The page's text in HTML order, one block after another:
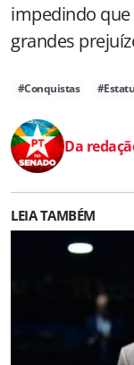
impedindo
grandes
#Conquistas
Da
LEIA TAMBÉM